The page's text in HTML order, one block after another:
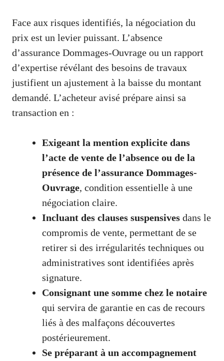
Face aux risques identifiés, la négociation du
prix est un levier puissant. L’absence
d’assurance Dommages-Ouvrage ou un rapport
d’expertise révélant des besoins de travaux
justifient un ajustement à la baisse du montant
demandé. L’acheteur avisé prépare ainsi sa
transaction en :
Exigeant la mention explicite dans
l’acte de vente de l’absence ou de la
présence de l’assurance Dommages-
Ouvrage, condition essentielle à une
négociation claire.
Incluant des clauses suspensives dans le
compromis de vente, permettant de se
retirer si des irrégularités techniques ou
administratives sont identifiées après
signature.
Consignant une somme chez le notaire
qui servira de garantie en cas de recours
liés à des malfaçons découvertes
postérieurement.
Se préparant à un accompagnement